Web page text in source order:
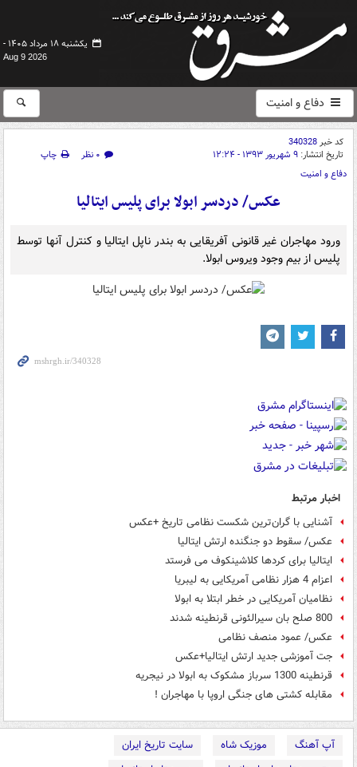
یکشنبه ۱۸ مرداد ۱۴۰۵ -
Aug 9 2026
دفاع و امنیت
کد خبر340328
تاریخ انتشار: ۹ شهریور ۱۳۹۳ - ۱۲:۲۴ ۰ نظر
چاپ
دفاع و امنیت
عکس/ دردسر ابولا برای پلیس ایتالیا
ورود مهاجران غیر قانونی آفریقایی به بندر ناپل ایتالیا و کنترل آنها توسط
پلیس از بیم وجود ویروس ابولا.
اخبار مرتبط
آشنایی با گران‌ترین شکست نظامی تاریخ +عکس
عکس/ سقوط دو جنگنده ارتش ایتالیا
ایتالیا برای کردها کلاشینکوف می فرستد
اعزام 4 هزار نظامی آمریکایی به لیبریا
نظامیان آمریکایی در خطر ابتلا به ابولا
800 صلح بان سیرالئونی قرنطينه شدند
عکس/ عمود منصف نظامی
جت آموزشی جدید ارتش ایتالیا+عکس
قرنطینه 1300 سرباز مشکوک به ابولا در نیجریه
مقابله کشتی های جنگی اروپا با مهاجران !
آپ آهنگ موزیک شاه
سایت تاریخ ایران